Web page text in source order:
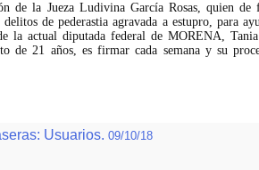
de la Jueza Ludivina García Rosas, quien de
de pederastia agravada a estupro, para
la actual diputada federal de MORENA,
de 21 años, es firmar cada semana y su
Usuarios. 09/10/18